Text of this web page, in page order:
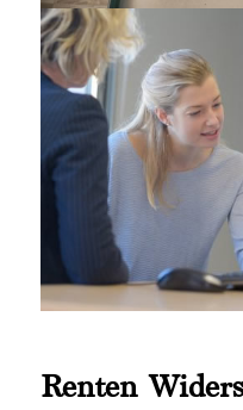
Renten